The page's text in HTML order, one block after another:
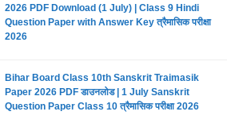
2026 PDF Download (1 July) | Class 9 Hindi
Question Paper with Answer Key त्रैमासिक परीक्षा
2026
Bihar Board Class 10th Sanskrit Traimasik
Paper 2026 PDF डाउनलोड | 1 July Sanskrit
Question Paper Class 10 त्रैमासिक परीक्षा 2026